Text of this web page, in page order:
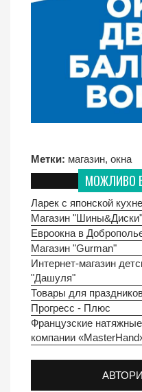
Метки: магазин, окна
МОЖЛИВО
Ларек с японской
Магазин "Шины&Диски"
Евроокна в
Магазин "Gurman"
Интернет-магазин
"Дашуля"
Товары для
Прогресс - Плюс
Французские
компании